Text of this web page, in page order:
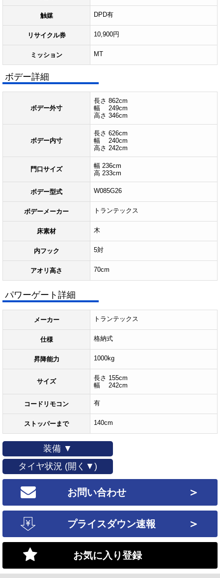
触媒 DPD有
リサイクル券 10,900円
ミッション MT
ボデー詳細
ボデー外寸
長さ 862cm
幅 249cm
高さ 346cm
ボデー内寸
長さ 626cm
幅 240cm
高さ 242cm
門口サイズ
幅 236cm
高 233cm
ボデー型式 W085G26
ボデーメーカー トランテックス
床素材 木
内フック 5対
アオリ高さ 70cm
パワーゲート詳細
メーカー トランテックス
仕様 格納式
昇降能力 1000kg
サイズ
長さ 155cm
幅 242cm
コードリモコン 有
ストッパーまで 140cm
装備 ▼
タイヤ状況 (開く▼)
お問い合わせ ＞
プライスダウン速報 ＞
お気に入り登録